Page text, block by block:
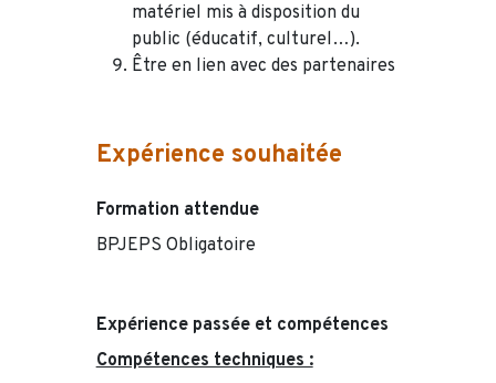
matériel mis à disposition du
public (éducatif, culturel…).
Être en lien avec des partenaires
Expérience souhaitée
Formation attendue
BPJEPS Obligatoire
Expérience passée et compétences
Compétences techniques :